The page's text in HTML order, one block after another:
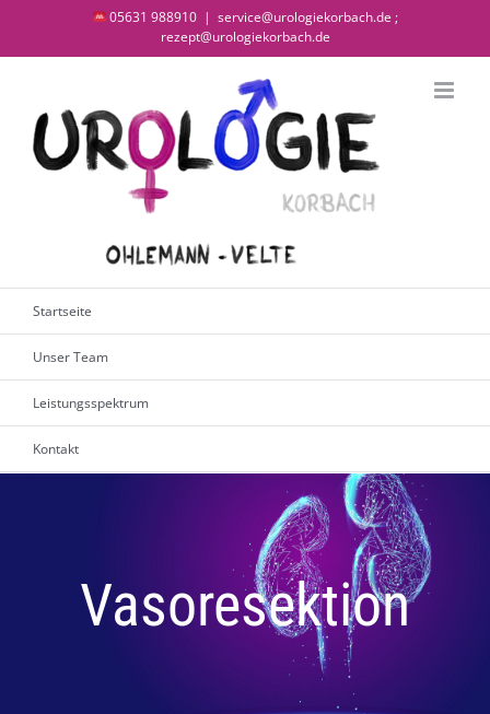
05631 988910 | service@urologiekorbach.de ;
rezept@urologiekorbach.de
Startseite
Unser Team
Leistungsspektrum
Kontakt
Vasoresektion